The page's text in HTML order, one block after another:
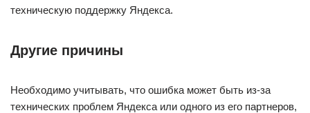
техническую поддержку Яндекса.
Другие причины
Необходимо учитывать, что ошибка может быть из-за
технических проблем Яндекса или одного из его партнеров,